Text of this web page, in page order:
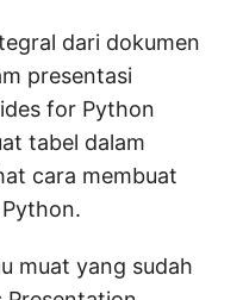
dari dokumen
presentasi
for Python
tabel dalam
cara membuat
muat yang sudah